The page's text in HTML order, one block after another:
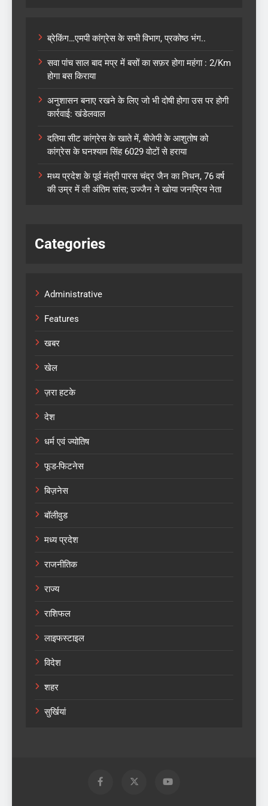
ब्रेकिंग…एमपी कांग्रेस के सभी विभाग, प्रकोष्ठ भंग..
सवा पांच साल बाद मप्र में बसों का सफ़र होगा महंगा : 2/Km
होगा बस किराया
अनुशासन बनाए रखने के लिए जो भी दोषी होगा उस पर होगी
कार्रवाई: खंडेलवाल
दतिया सीट कांग्रेस के खाते में, बीजेपी के आशुतोष को
कांग्रेस के घनश्याम सिंह 6029 वोटों से हराया
मध्य प्रदेश के पूर्व मंत्री पारस चंद्र जैन का निधन, 76 वर्ष
की उम्र में ली अंतिम सांस; उज्जैन ने खोया जनप्रिय नेता
Categories
Administrative
Features
खबर
खेल
ज़रा हटके
देश
धर्म एवं ज्योतिष
फूड-फिटनेस
बिज़नेस
बॉलीवुड
मध्य प्रदेश
राजनीतिक
राज्य
राशिफल
लाइफस्टाइल
विदेश
शहर
सुर्खियां